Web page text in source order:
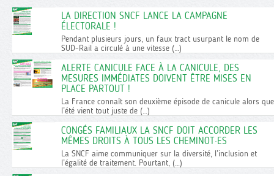
LA DIRECTION SNCF LANCE LA CAMPAGNE
ÉLECTORALE !
Pendant plusieurs jours, un faux tract usurpant le nom de
SUD-Rail a circulé à une vitesse (…)
ALERTE CANICULE FACE À LA CANICULE, DES
MESURES IMMÉDIATES DOIVENT ÊTRE MISES EN
PLACE PARTOUT !
La France connaît son deuxième épisode de canicule alors que
l’été vient tout juste de (…)
CONGÉS FAMILIAUX LA SNCF DOIT ACCORDER LES
MÊMES DROITS À TOUS LES CHEMINOT·ES
La SNCF aime communiquer sur la diversité, l’inclusion et
l’égalité de traitement. Pourtant, (…)